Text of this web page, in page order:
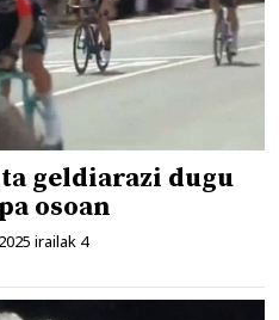
geldiarazi dugu
osoan
2025 irailak 4